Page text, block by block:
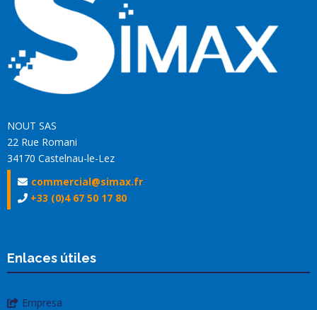
NOUT SAS
22 Rue Romani
34170 Castelnau-le-Lez
commercial@simax.fr
+33 (0)4 67 50 17 80
Enlaces útiles
Empresa